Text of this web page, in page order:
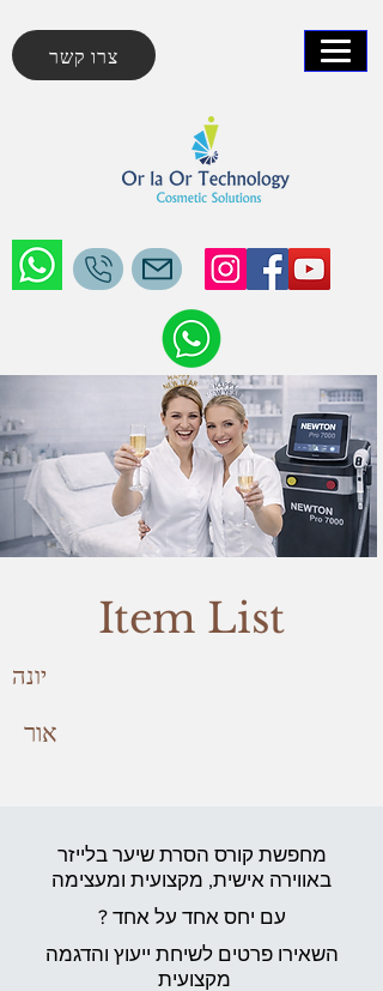
צרו קשר
Item List
יונה
אור
מחפשת קורס הסרת שיער בלייזר
באווירה אישית, מקצועית ומעצימה
עם יחס אחד על אחד ?
השאירו פרטים לשיחת ייעוץ והדגמה
מקצועית